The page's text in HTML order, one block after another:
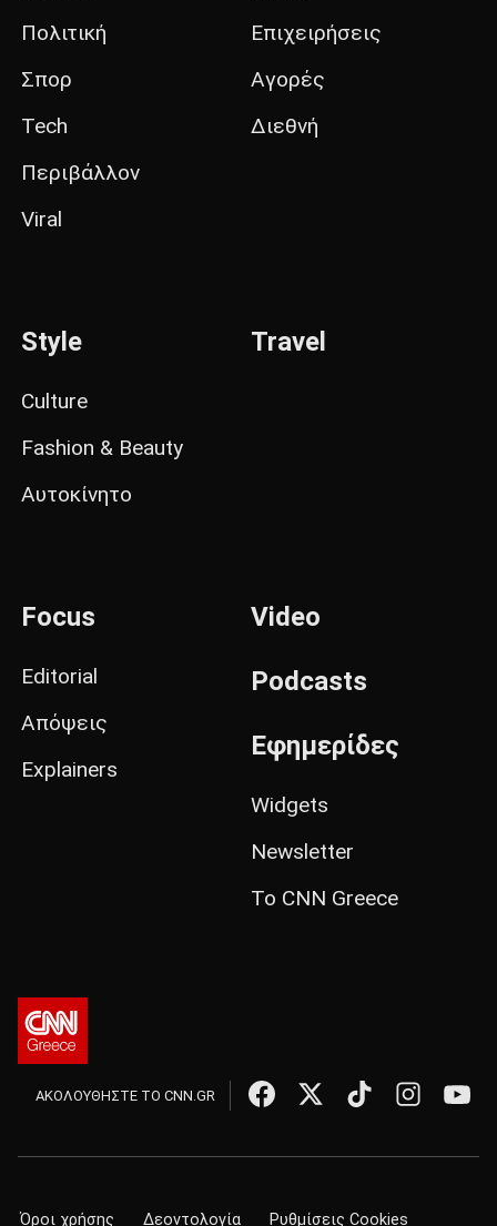
Πολιτική
Σπορ
Tech
Περιβάλλον
Viral
Επιχειρήσεις
Αγορές
Διεθνή
Style
Culture
Fashion & Beauty
Αυτοκίνητο
Travel
Focus
Editorial
Απόψεις
Explainers
Video
Podcasts
Εφημερίδες
Widgets
Newsletter
Το CNN Greece
ΑΚΟΛΟΥΘΗΣΤΕ ΤΟ CNN.GR
Όροι χρήσης Δεοντολογία Ρυθμίσεις Cookies